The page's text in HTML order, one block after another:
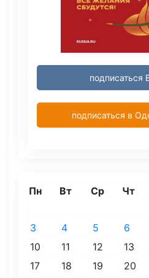
подписаться
подписаться в
Пн Вт Ср Чт
3
4 5 6
10
11 12 13
17
18 19 20